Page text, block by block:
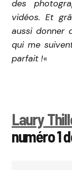
des
vidéos. Et
aussi donner
qui me
parfait !«
Laury
numéro 1